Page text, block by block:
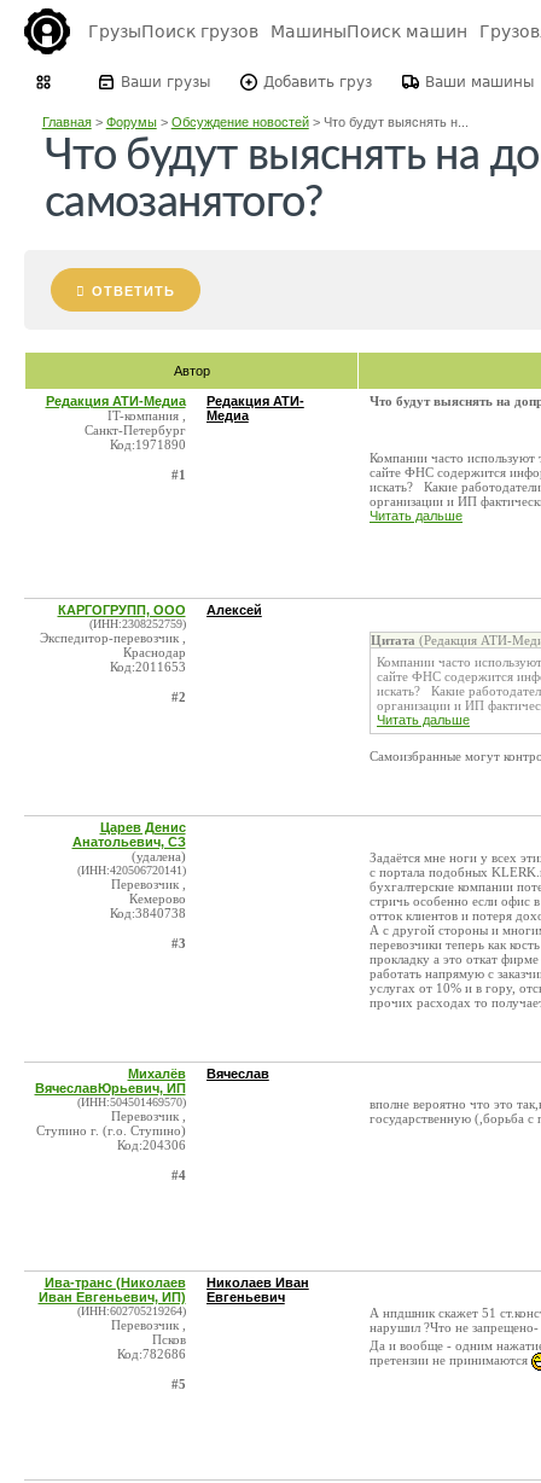
ГрузыПоиск грузов МашиныПоиск машин
Ваши грузы Добавить груз Ваши машины
Главная> Форумы> Обсуждение новостей> Что будут выяснять н...
Что будут выяснять на
самозанятого?
ОТВЕТИТЬ
Автор
Редакция АТИ-Медиа
IT-компания ,
Санкт-Петербург
Код:1971890
#1
Редакция АТИ-
Медиа
Что будут выяснять на
Компании часто используют
сайте ФНС содержится
искать? Какие
организации и ИП
Читать дальше
КАРГОГРУПП, ООО
(ИНН:2308252759)
Экспедитор-перевозчик ,
Краснодар
Код:2011653
#2
Алексей
Цитата (Редакция АТИ-
Компании часто
сайте ФНС содержится
искать? Какие
организации и ИП
Читать дальше
Самоизбранные могут
Царев Денис
Анатольевич, СЗ
(удалена)
(ИНН:420506720141)
Перевозчик ,
Кемерово
Код:3840738
#3
Задаётся мне ноги у всех
c портала подобных
бухгалтерские компании
стричь особенно если офис
отток клиентов и потеря
А с другой стороны и
перевозчики теперь как
прокладку а это откат
работать напрямую с
услугах от 10% и в гору,
прочих расходах то
Михалёв
ВячеславЮрьевич, ИП
(ИНН:504501469570)
Перевозчик ,
Ступино г. (г.о. Ступино)
Код:204306
#4
Вячеслав
вполне вероятно что это
государственную (,борьба
Ива-транс (Николаев
Иван Евгеньевич, ИП)
(ИНН:602705219264)
Перевозчик ,
Псков
Код:782686
#5
Николаев Иван
Евгеньевич
А нпдшник скажет 51
нарушил ?Что не
Да и вообще - одним
претензии не принимаются